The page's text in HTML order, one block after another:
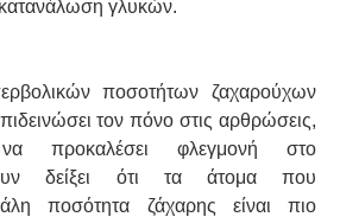
γλυκών.
ποσοτήτων ζαχαρούχων
τον πόνο στις αρθρώσεις,
προκαλέσει φλεγμονή στο
δείξει ότι τα άτομα που
ποσότητα ζάχαρης είναι πιο